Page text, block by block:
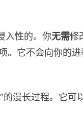
入性的。你无需修
。它不会向你的
漫长过程。它可以